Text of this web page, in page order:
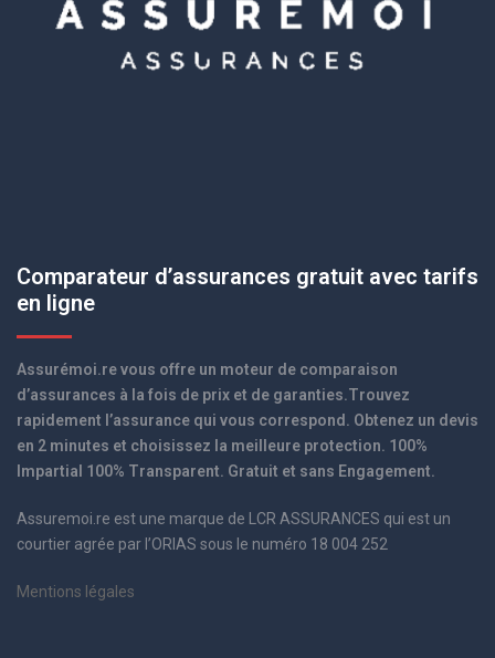
Comparateur d’assurances gratuit avec tarifs
en ligne
Assurémoi.re vous offre un moteur de comparaison
d’assurances à la fois de prix et de garanties.Trouvez
rapidement l’assurance qui vous correspond. Obtenez un devis
en 2 minutes et choisissez la meilleure protection. 100%
Impartial 100% Transparent. Gratuit et sans Engagement.
Assuremoi.re est une marque de LCR ASSURANCES qui est un
courtier agrée par l’ORIAS sous le numéro 18 004 252
Mentions légales